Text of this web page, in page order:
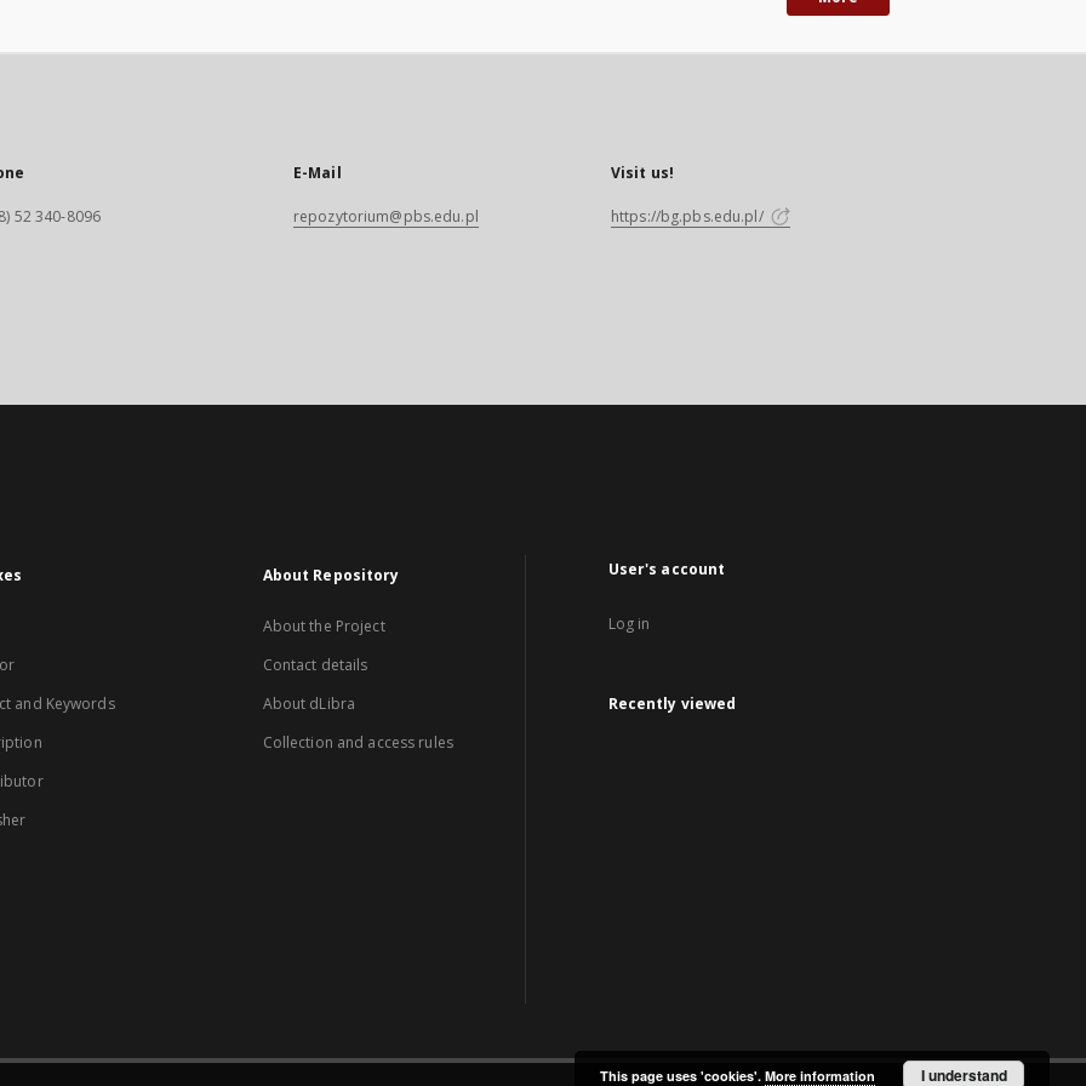
52 340-8096
E-Mail
repozytorium@pbs.edu.pl
Visit us!
https://bg.pbs.edu.pl/
and Keywords
About Repository
About the Project
Contact details
About dLibra
Collection and access rules
User's account
Log in
Recently viewed
This page uses 'cookies'. More information I understand